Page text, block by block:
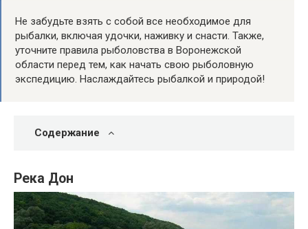
Не забудьте взять с собой все необходимое для
рыбалки, включая удочки, наживку и снасти. Также,
уточните правила рыболовства в Воронежской
области перед тем, как начать свою рыболовную
экспедицию. Наслаждайтесь рыбалкой и природой!
Содержание
Река Дон